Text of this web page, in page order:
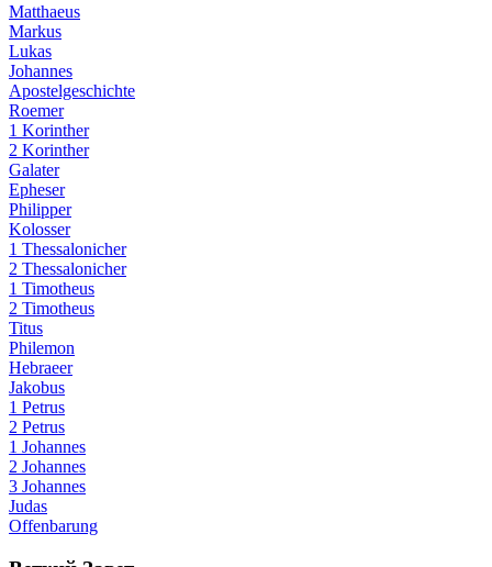
Matthaeus
Markus
Lukas
Johannes
Apostelgeschichte
Roemer
1 Korinther
2 Korinther
Galater
Epheser
Philipper
Kolosser
1 Thessalonicher
2 Thessalonicher
1 Timotheus
2 Timotheus
Titus
Philemon
Hebraeer
Jakobus
1 Petrus
2 Petrus
1 Johannes
2 Johannes
3 Johannes
Judas
Offenbarung